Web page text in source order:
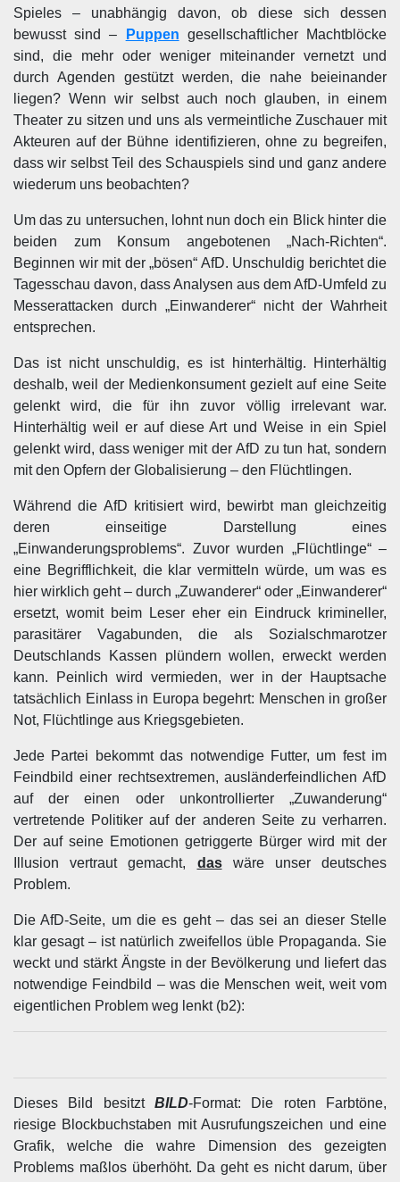
Spieles – unabhängig davon, ob diese sich dessen
bewusst sind –
Puppen gesellschaftlicher Machtblöcke
sind, die mehr oder weniger miteinander vernetzt und
durch Agenden gestützt werden, die nahe beieinander
liegen? Wenn wir selbst auch noch glauben, in einem
Theater zu sitzen und uns als vermeintliche Zuschauer mit
Akteuren auf der Bühne identifizieren, ohne zu begreifen,
dass wir selbst Teil des Schauspiels sind und ganz andere
wiederum uns beobachten?
Um das zu untersuchen, lohnt nun doch ein Blick hinter die
beiden zum Konsum angebotenen „Nach-Richten“.
Beginnen wir mit der „bösen“ AfD. Unschuldig berichtet die
Tagesschau davon, dass Analysen aus dem AfD-Umfeld zu
Messerattacken durch „Einwanderer“ nicht der Wahrheit
entsprechen.
Das ist nicht unschuldig, es ist hinterhältig. Hinterhältig
deshalb, weil der Medienkonsument gezielt auf eine Seite
gelenkt wird, die für ihn zuvor völlig irrelevant war.
Hinterhältig weil er auf diese Art und Weise in ein Spiel
gelenkt wird, dass weniger mit der AfD zu tun hat, sondern
mit den Opfern der Globalisierung – den Flüchtlingen.
Während die AfD kritisiert wird, bewirbt man gleichzeitig
deren einseitige Darstellung eines
„Einwanderungsproblems“. Zuvor wurden „Flüchtlinge“ –
eine Begrifflichkeit, die klar vermitteln würde, um was es
hier wirklich geht – durch „Zuwanderer“ oder „Einwanderer“
ersetzt, womit beim Leser eher ein Eindruck krimineller,
parasitärer Vagabunden, die als Sozialschmarotzer
Deutschlands Kassen plündern wollen, erweckt werden
kann. Peinlich wird vermieden, wer in der Hauptsache
tatsächlich Einlass in Europa begehrt: Menschen in großer
Not, Flüchtlinge aus Kriegsgebieten.
Jede Partei bekommt das notwendige Futter, um fest im
Feindbild einer rechtsextremen, ausländerfeindlichen AfD
auf der einen oder unkontrollierter „Zuwanderung“
vertretende Politiker auf der anderen Seite zu verharren.
Der auf seine Emotionen getriggerte Bürger wird mit der
Illusion vertraut gemacht, daswäre unser deutsches
Problem.
Die AfD-Seite, um die es geht – das sei an dieser Stelle
klar gesagt – ist natürlich zweifellos üble Propaganda. Sie
weckt und stärkt Ängste in der Bevölkerung und liefert das
notwendige Feindbild – was die Menschen weit, weit vom
eigentlichen Problem weg lenkt (b2):
Dieses Bild besitzt BILD-Format: Die roten Farbtöne,
riesige Blockbuchstaben mit Ausrufungszeichen und eine
Grafik, welche die wahre Dimension des gezeigten
Problems maßlos überhöht. Da geht es nicht darum, über